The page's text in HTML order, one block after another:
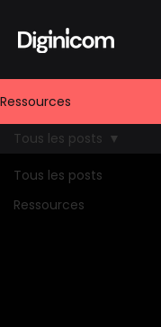
Ressources
Tous les posts
Ressources
Tous les posts